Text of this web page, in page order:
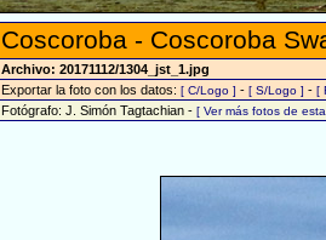
Coscoroba - Coscoroba
Archivo: 20171112/1304_jst_1.jpg
Exportar la foto con los datos: [ C/Logo ] - [ S/Logo ] - [
Fotógrafo: J. Simón Tagtachian - [ Ver más fotos de